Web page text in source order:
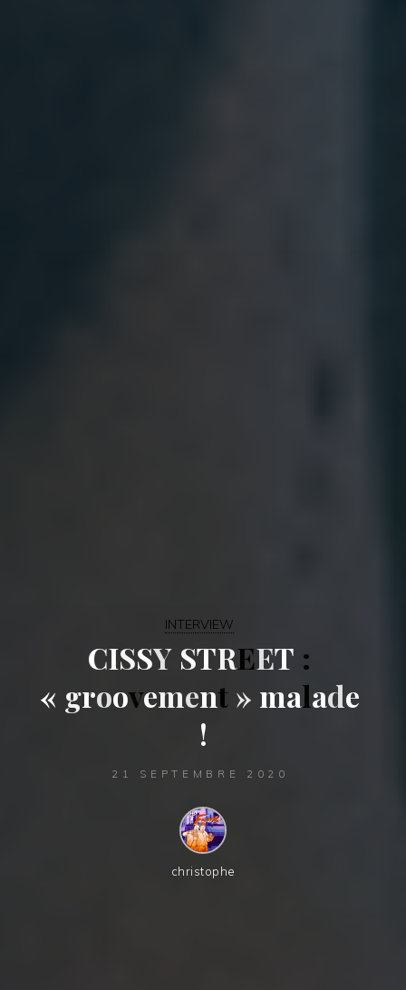
INTERVIEW
CISSY
Y STREET :
« gr
roovemen
nt »
» m
malad
de
!
21 SEPTEMBRE 2020
christophe